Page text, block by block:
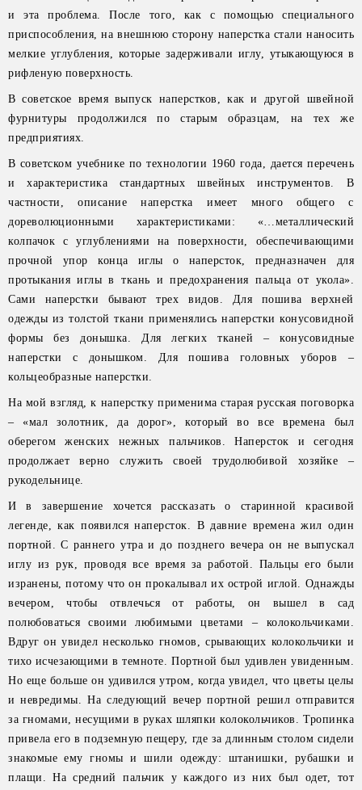
и эта проблема. После того, как с помощью специального
приспособления, на внешнюю сторону наперстка стали наносить
мелкие углубления, которые задерживали иглу, утыкающуюся в
рифленую поверхность.
В советское время выпуск наперстков, как и другой швейной
фурнитуры продолжился по старым образцам, на тех же
предприятиях.
В советском учебнике по технологии 1960 года, дается перечень
и характеристика стандартных швейных инструментов. В
частности, описание наперстка имеет много общего с
дореволюционными характеристиками: «…металлический
колпачок с углублениями на поверхности, обеспечивающими
прочной упор конца иглы о наперсток, предназначен для
протыкания иглы в ткань и предохранения пальца от укола».
Сами наперстки бывают трех видов. Для пошива верхней
одежды из толстой ткани применялись наперстки конусовидной
формы без донышка. Для легких тканей – конусовидные
наперстки с донышком. Для пошива головных уборов –
кольцеобразные наперстки.
На мой взгляд, к наперстку применима старая русская поговорка
– «мал золотник, да дорог», который во все времена был
оберегом женских нежных пальчиков. Наперсток и сегодня
продолжает верно служить своей трудолюбивой хозяйке –
рукодельнице.
И в завершение хочется рассказать о старинной красивой
легенде, как появился наперсток. В давние времена жил один
портной. С раннего утра и до позднего вечера он не выпускал
иглу из рук, проводя все время за работой. Пальцы его были
изранены, потому что он прокалывал их острой иглой. Однажды
вечером, чтобы отвлечься от работы, он вышел в сад
полюбоваться своими любимыми цветами – колокольчиками.
Вдруг он увидел несколько гномов, срывающих колокольчики и
тихо исчезающими в темноте. Портной был удивлен увиденным.
Но еще больше он удивился утром, когда увидел, что цветы целы
и невредимы. На следующий вечер портной решил отправится
за гномами, несущими в руках шляпки колокольчиков. Тропинка
привела его в подземную пещеру, где за длинным столом сидели
знакомые ему гномы и шили одежду: штанишки, рубашки и
плащи. На средний пальчик у каждого из них был одет, тот